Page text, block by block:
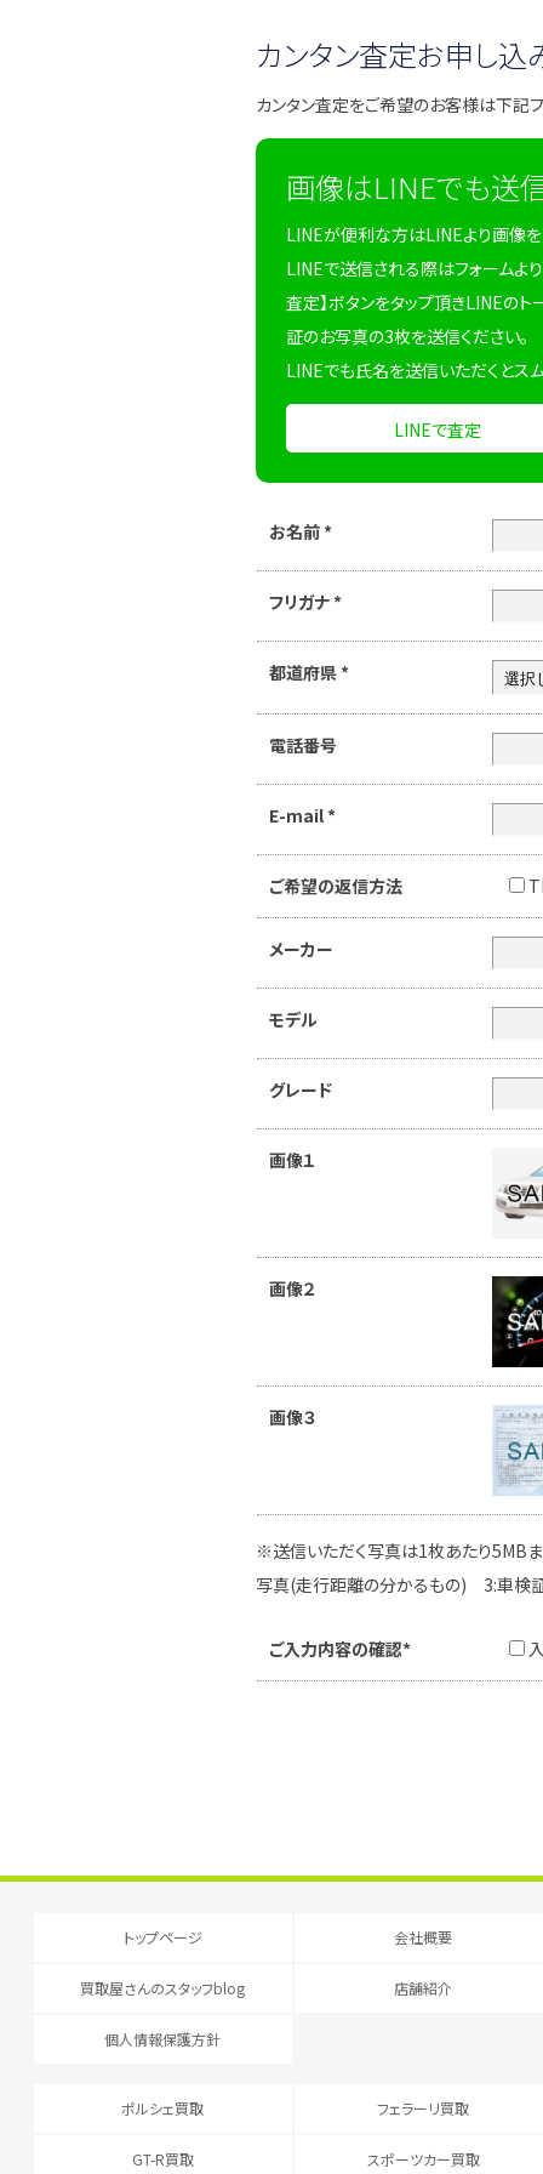
カンタン査定お申し込
カンタン査定をご希望のお客様は下記
画像はLINEでも送
LINEが便利な方はLINEより画像を
LINEで送信される際はフォームより
査定】ボタンをタップ頂きLINEの
証のお写真の3枚を送信ください。
LINEでも氏名を送信いただくとス
LINEで査定
お名前 *
フリガナ *
都道府県 *
電話番号
E-mail *
ご希望の返信方法
メーカー
モデル
グレード
画像１
画像２
画像３
※送信いただく写真は1枚あたり5MBま
写真(走行距離の分かるもの) 3:車検
ご入力内容の確認*
トップページ 会社概要
買取屋さんのスタッフblog 店舗紹介
個人情報保護方針
ポルシェ買取 フェラーリ買取
GT-R買取 スポーツカー買取